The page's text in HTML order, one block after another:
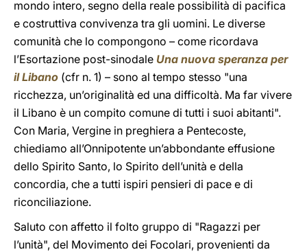
mondo intero, segno della reale possibilità di pacifica
e costruttiva convivenza tra gli uomini. Le diverse
comunità che lo compongono – come ricordava
l’Esortazione post-sinodale Una nuova speranza per
il Libano (cfr n. 1) – sono al tempo stesso "una
ricchezza, un’originalità ed una difficoltà. Ma far vivere
il Libano è un compito comune di tutti i suoi abitanti".
Con Maria, Vergine in preghiera a Pentecoste,
chiediamo all’Onnipotente un’abbondante effusione
dello Spirito Santo, lo Spirito dell’unità e della
concordia, che a tutti ispiri pensieri di pace e di
riconciliazione.
Saluto con affetto il folto gruppo di "Ragazzi per
l’unità", del Movimento dei Focolari, provenienti da